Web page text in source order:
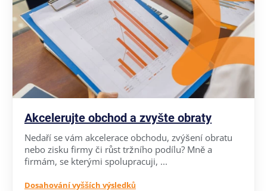
Akcelerujte obchod a zvyšte obraty
Nedaří se vám akcelerace obchodu, zvýšení obratu
nebo zisku firmy či růst tržního podílu? Mně a
firmám, se kterými spolupracuji, ...
Dosahování vyšších výsledků